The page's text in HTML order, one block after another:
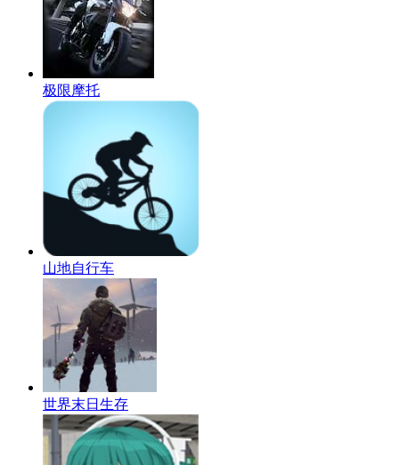
极限摩托
山地自行车
世界末日生存